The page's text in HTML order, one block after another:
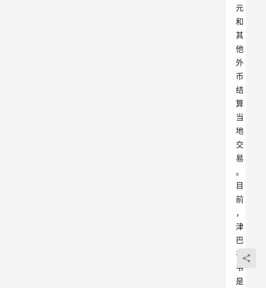
元
和
其
他
外
币
结
算
当
地
交
易
。
目
前
，
津
巴
布
韦
是